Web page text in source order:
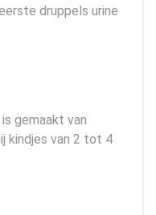
druppels urine
gemaakt van
kindjes van 2 tot 4